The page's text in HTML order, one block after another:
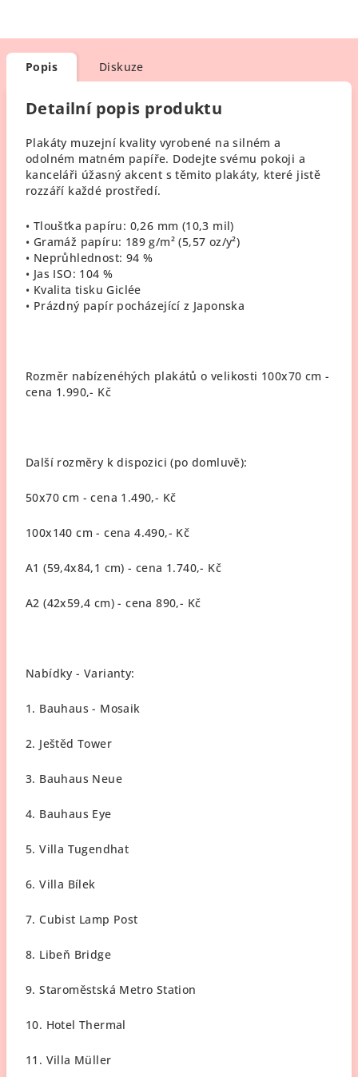
Popis Diskuze
Detailní popis produktu
Plakáty muzejní kvality vyrobené na silném a
odolném matném papíře. Dodejte svému pokoji a
kanceláři úžasný akcent s těmito plakáty, které jistě
rozzáří každé prostředí.
• Tloušťka papíru: 0,26 mm (10,3 mil)
• Gramáž papíru: 189 g/m² (5,57 oz/y²)
• Neprůhlednost: 94 %
• Jas ISO: 104 %
• Kvalita tisku Giclée
• Prázdný papír pocházející z Japonska
Rozměr nabízenéhých plakátů o velikosti 100x70 cm -
cena 1.990,- Kč
Další rozměry k dispozici (po domluvě):
50x70 cm - cena 1.490,- Kč
100x140 cm - cena 4.490,- Kč
A1 (59,4x84,1 cm) - cena 1.740,- Kč
A2 (42x59,4 cm) - cena 890,- Kč
Nabídky - Varianty:
1. Bauhaus - Mosaik
2. Ještěd Tower
3. Bauhaus Neue
4. Bauhaus Eye
5. Villa Tugendhat
6. Villa Bílek
7. Cubist Lamp Post
8. Libeň Bridge
9. Staroměstská Metro Station
10. Hotel Thermal
11. Villa Müller